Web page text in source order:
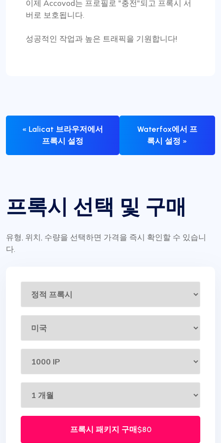
이제 Accovod는 프로필로 "충전"되고 프록시 서
버로 보호됩니다.
성공적인 작업과 높은 트래픽을 기원합니다!
« Lalicat 브라우저에서
프록시 설정
Waterfox에서 프
록시 설정 »
프록시 선택 및 구매
유형, 위치, 수량을 선택하면 가격을 즉시 확인할 수 있습니
다.
프록시 패키지 구매 $80